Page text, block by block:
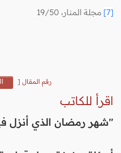
[7] مجلة المنار، 19/50
رقم المقال [
اقرأ للكاتب
"شهر رمضان الذي أنزل